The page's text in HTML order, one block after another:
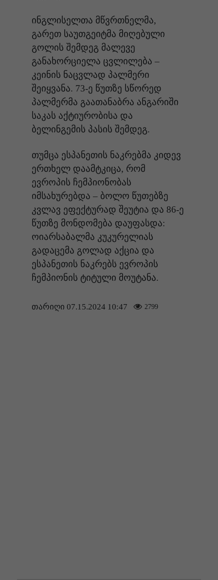
ინგლისელთა მწვრთნელმა,
გარეთ საუთგეიტმა მიღებული
გოლის შემდეგ მალევე
განახორციელა ცვლილება –
კეინის ნაცვლად პალმერი
შეიყვანა. 73-ე წუთზე სწორედ
პალმერმა გაათანაბრა ანგარიში
საკას აქტიურობისა და
ბელინგემის პასის შემდეგ.
თუმცა ესპანეთის ნაკრებმა კიდევ
ერთხელ დაამტკიცა, რომ
ევროპის ჩემპიონობას
იმსახურებდა – ბოლო წუთებზე
კვლავ ეფექტურად შეუტია და 86-ე
წუთზე მონდომება დაუფასდა:
ოიარსაბალმა კუკურელიას
გადაცემა გოლად აქცია და
ესპანეთის ნაკრებს ევროპის
ჩემპიონის ტიტული მოუტანა.
თარიღი 07.15.2024 10:47 2799